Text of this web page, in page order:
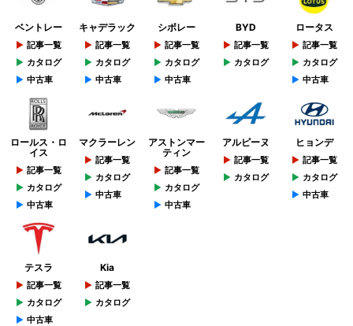
ベントレー
記事一覧
カタログ
中古車
キャデラック
記事一覧
カタログ
中古車
シボレー
記事一覧
カタログ
中古車
BYD
記事一覧
カタログ
ロータス
記事一覧
カタログ
中古車
ロールス・ロ
イス
記事一覧
カタログ
中古車
マクラーレン
記事一覧
カタログ
中古車
アストンマー
ティン
記事一覧
カタログ
中古車
アルピーヌ
記事一覧
カタログ
ヒョンデ
記事一覧
カタログ
中古車
テスラ
記事一覧
カタログ
中古車
Kia
記事一覧
カタログ